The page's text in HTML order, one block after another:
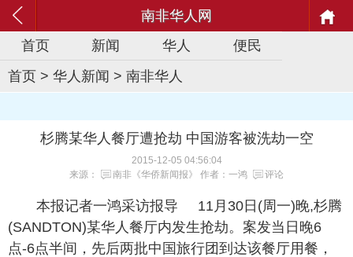
南非华人网
首页
新闻 华人
便民
首页 > 华人新闻 > 南非华人
杉腾某华人餐厅遭抢劫 中国游客被洗劫一空
2015-12-05 04:56:04
来源：
南非《华侨新闻报》 作者：一鸿 评论
本报记者一鸿采访报导 11月30日(周一)晚,杉腾
(SANDTON)某华人餐厅内发生抢劫。案发当日晚6
点-6点半间，先后两批中国旅行团到达该餐厅用餐，